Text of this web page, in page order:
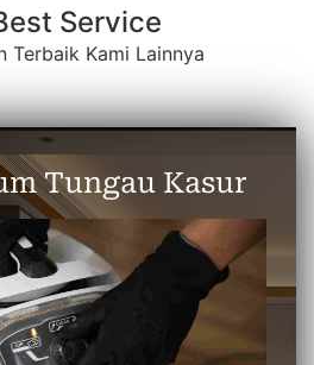
Service
Terbaik Kami Lainnya
Tungau Kasur